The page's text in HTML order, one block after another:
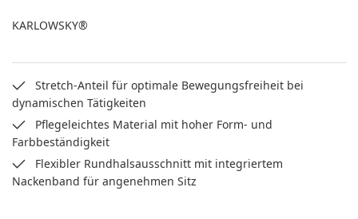
KARLOWSKY®
Stretch-Anteil für optimale Bewegungsfreiheit bei
dynamischen Tätigkeiten
Pflegeleichtes Material mit hoher Form- und
Farbbeständigkeit
Flexibler Rundhalsausschnitt mit integriertem
Nackenband für angenehmen Sitz